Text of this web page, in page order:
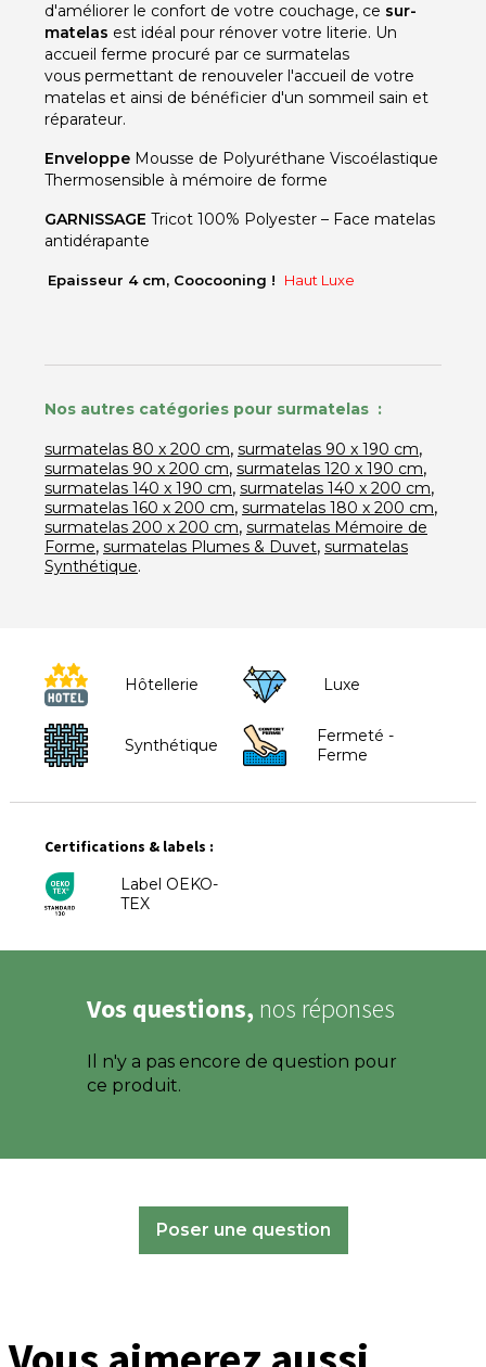
d'améliorer le confort de votre couchage, ce sur-
matelas est idéal pour rénover votre literie. Un
accueil ferme procuré par ce surmatelas
vous permettant de renouveler l'accueil de votre
matelas et ainsi de bénéficier d'un sommeil sain et
réparateur.
Enveloppe Mousse de Polyuréthane Viscoélastique
Thermosensible à mémoire de forme
GARNISSAGE Tricot 100% Polyester – Face matelas
antidérapante
Epaisseur 4 cm, Coocooning ! Haut Luxe
Nos autres catégories pour surmatelas :
surmatelas 80 x 200 cm, surmatelas 90 x 190 cm,
surmatelas 90 x 200 cm, surmatelas 120 x 190 cm,
surmatelas 140 x 190 cm, surmatelas 140 x 200 cm,
surmatelas 160 x 200 cm, surmatelas 180 x 200 cm,
surmatelas 200 x 200 cm, surmatelas Mémoire de
Forme, surmatelas Plumes & Duvet, surmatelas
Synthétique.
Hôtellerie Luxe
Synthétique
Fermeté -
Ferme
Certifications & labels :
Label OEKO-
TEX
Vos questions, nos réponses
Il n'y a pas encore de question pour
ce produit.
Poser une question